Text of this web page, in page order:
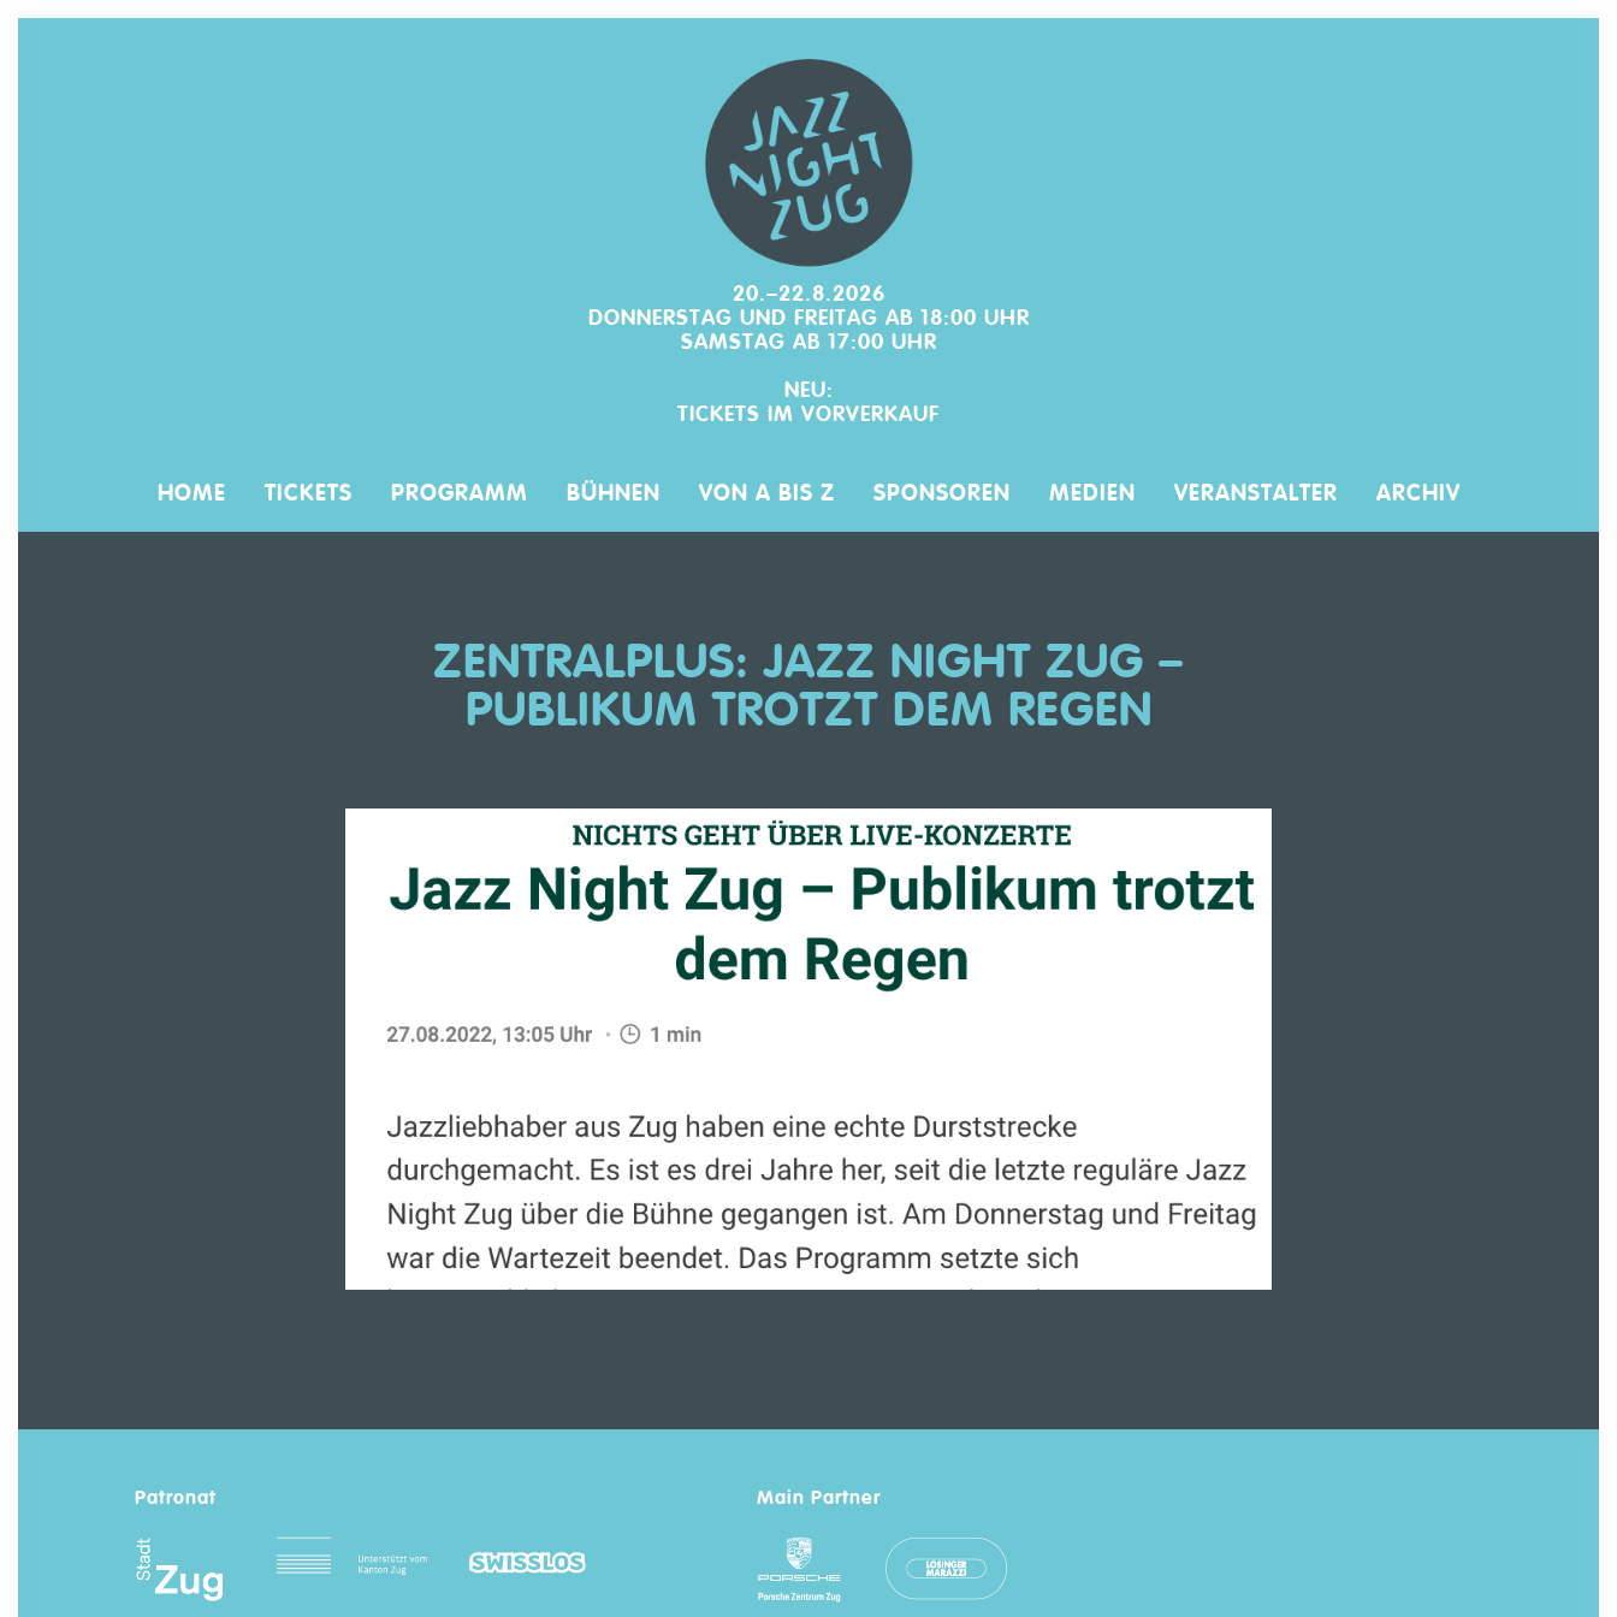
20.–22.8.2026
DONNERSTAG UND FREITAG AB 18:00 UHR
SAMSTAG AB 17:00 UHR
NEU:
TICKETS IM VORVERKAUF
HOME TICKETS PROGRAMM BÜHNEN VON A BIS Z SPONSOREN MEDIEN VERANSTALTER ARCHIV
ZENTRALPLUS: JAZZ NIGHT ZUG –
PUBLIKUM TROTZT DEM REGEN
Patronat Main Partner